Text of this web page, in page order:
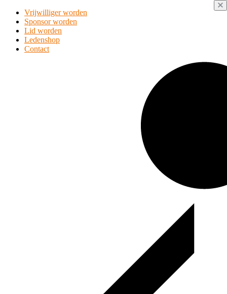
Vrijwilliger worden
Sponsor worden
Lid worden
Ledenshop
Contact